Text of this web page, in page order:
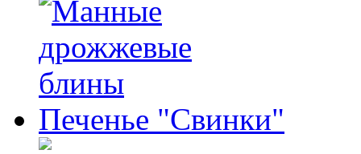
Печенье "Свинки"